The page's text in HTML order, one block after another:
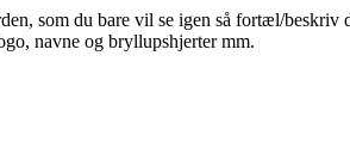
som du bare vil se igen så fortæl/
navne og bryllupshjerter mm.